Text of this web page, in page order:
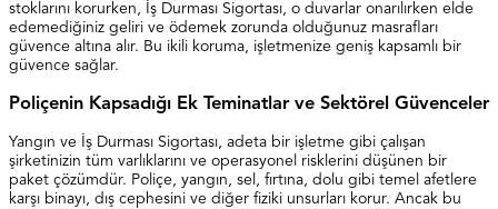
stoklarını korurken, İş Durması Sigortası, o duvarlar onarılırken elde
edemediğiniz geliri ve ödemek zorunda olduğunuz masrafları
güvence altına alır. Bu ikili koruma, işletmenize geniş kapsamlı bir
güvence sağlar.
Poliçenin Kapsadığı Ek Teminatlar ve Sektörel Güvenceler
Yangın ve İş Durması Sigortası, adeta bir işletme gibi çalışan
şirketinizin tüm varlıklarını ve operasyonel risklerini düşünen bir
paket çözümdür. Poliçe, yangın, sel, fırtına, dolu gibi temel afetlere
karşı binayı, dış cephesini ve diğer fiziki unsurları korur. Ancak bu